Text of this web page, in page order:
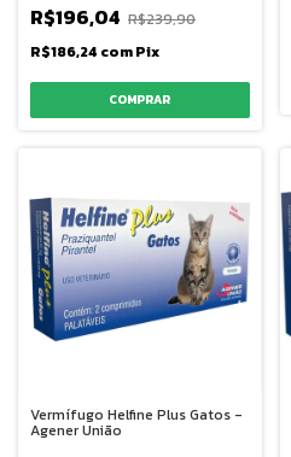
R$196,04 R$239,90
R$186,24 comPix
Vermífugo Helfine Plus Gatos -
Agener União